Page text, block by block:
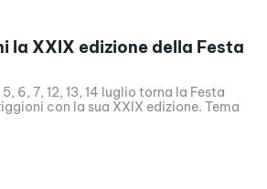
la XXIX edizione della Festa
6, 7, 12, 13, 14 luglio torna la Festa
con la sua XXIX edizione. Tema